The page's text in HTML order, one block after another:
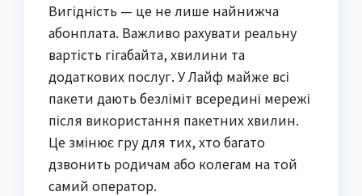
Вигідність — це не лише найнижча
абонплата. Важливо рахувати реальну
вартість гігабайта, хвилини та
додаткових послуг. У Лайф майже всі
пакети дають безліміт всередині мережі
після використання пакетних хвилин.
Це змінює гру для тих, хто багато
дзвонить родичам або колегам на той
самий оператор.